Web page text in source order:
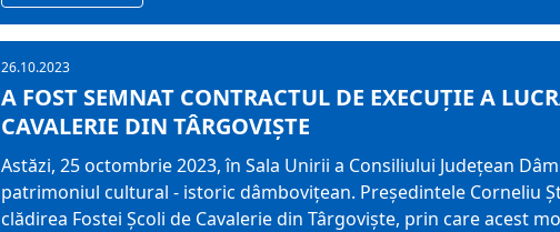
26.10.2023
A FOST SEMNAT CONTRACTUL DE EXECUȚIE A
CAVALERIE DIN TÂRGOVIȘTE
Astăzi, 25 octombrie 2023, în Sala Unirii a Consiliului Județean
patrimoniul cultural - istoric dâmbovițean. Președintele Corneliu
clădirea Fostei Școli de Cavalerie din Târgoviște, prin care acest